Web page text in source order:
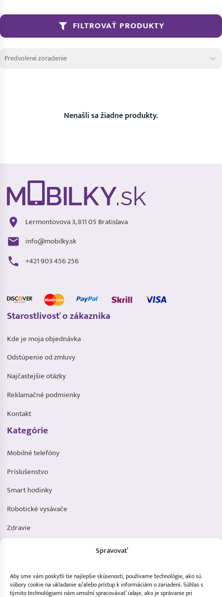
Spravovať
Aby sme vám poskytli tie najlepšie skúsenosti, používame technológie, ako sú
súbory cookie na ukladanie a/alebo prístup k informáciám o zariadení. Súhlas s
týmito technológiami nám umožní spracovávať údaje, ako je správanie pri
FILTROVAŤ PRODUKTY
Zoradenie produktov
Sort content
Sort content
Nenašli sa žiadne produkty.
Lermontovova 3, 811 05 Bratislava
info@mobilky.sk
+421 903 456 256
Starostlivosť o zákaznika
Kde je moja objednávka
Odstúpenie od zmluvy
Najčastejšie otázky
Reklamačné podmienky
Kontakt
Kategórie
Mobilné telefóny
Príslušenstvo
Smart hodinky
Robotické vysávače
Zdravie
Dôležité odkazy